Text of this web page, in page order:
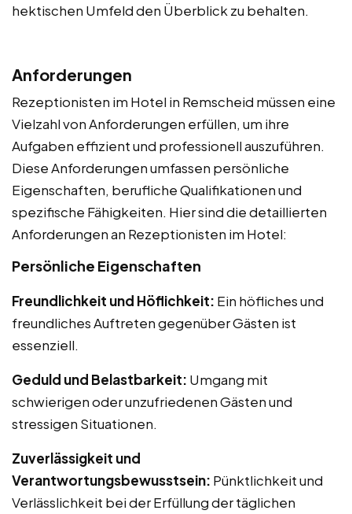
hektischen Umfeld den Überblick zu behalten.
Anforderungen
Rezeptionisten im Hotel in Remscheid müssen eine
Vielzahl von Anforderungen erfüllen, um ihre
Aufgaben effizient und professionell auszuführen.
Diese Anforderungen umfassen persönliche
Eigenschaften, berufliche Qualifikationen und
spezifische Fähigkeiten. Hier sind die detaillierten
Anforderungen an Rezeptionisten im Hotel:
Persönliche Eigenschaften
Freundlichkeit und Höflichkeit: Ein höfliches und
freundliches Auftreten gegenüber Gästen ist
essenziell.
Geduld und Belastbarkeit: Umgang mit
schwierigen oder unzufriedenen Gästen und
stressigen Situationen.
Zuverlässigkeit und
Verantwortungsbewusstsein: Pünktlichkeit und
Verlässlichkeit bei der Erfüllung der täglichen